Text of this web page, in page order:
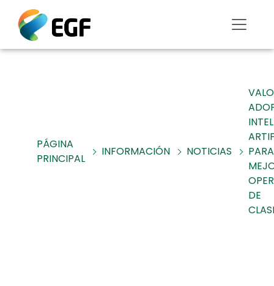
PÁGINA
PRINCIPAL
INFORMACIÓN NOTICIAS
PARA
DE